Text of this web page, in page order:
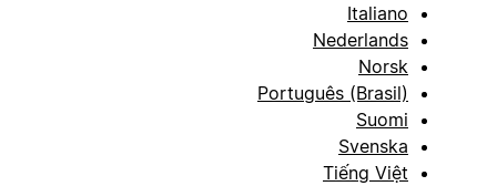
Italiano
Nederlands
Norsk
Português (Brasil)
Suomi
Svenska
Tiếng Việt